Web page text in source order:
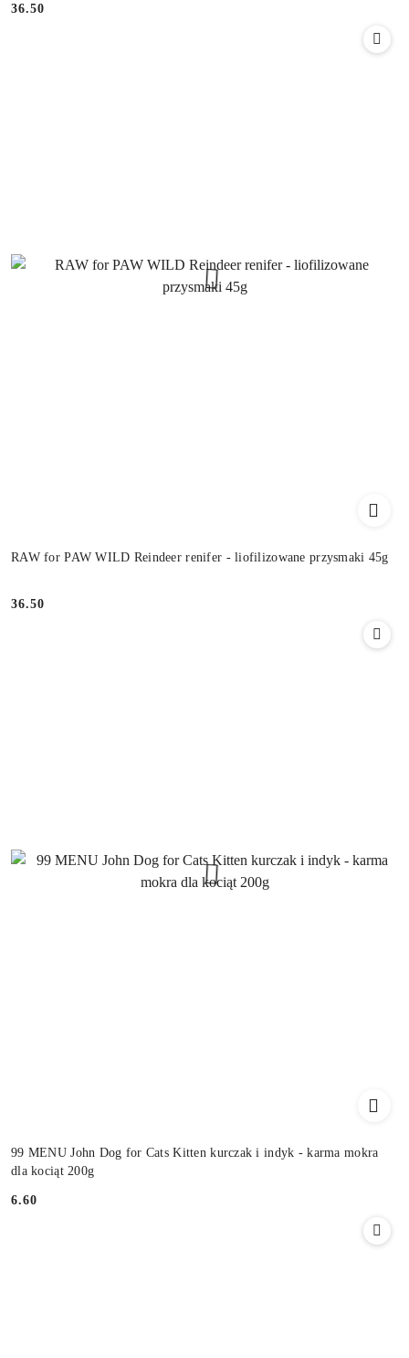
Cena:
36.50
RAW for PAW WILD Reindeer renifer - liofilizowane przysmaki 45g
Cena:
36.50
99 MENU John Dog for Cats Kitten kurczak i indyk - karma mokra
dla kociąt 200g
Cena:
6.60